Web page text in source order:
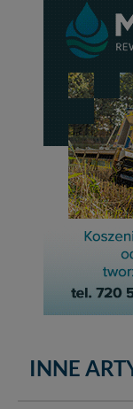
INNE